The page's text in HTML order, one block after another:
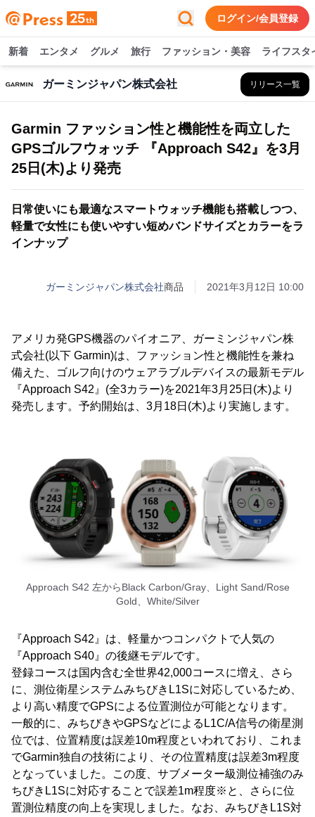
ログイン/会員登録
新着 エンタメ グルメ 旅行 ファッション・美容 ライフスタ
ガーミンジャパン株式会社 リリース一覧
Garmin ファッション性と機能性を両立した
GPSゴルフウォッチ 『Approach S42』を3月
25日(木)より発売
日常使いにも最適なスマートウォッチ機能も搭載しつつ、
軽量で女性にも使いやすい短めバンドサイズとカラーをラ
インナップ
ガーミンジャパン株式会社商品 2021年3月12日 10:00
アメリカ発GPS機器のパイオニア、ガーミンジャパン株
式会社(以下 Garmin)は、ファッション性と機能性を兼ね
備えた、ゴルフ向けのウェアラブルデバイスの最新モデル
『Approach S42』(全3カラー)を2021年3月25日(木)より
発売します。予約開始は、3月18日(木)より実施します。
Approach S42 左からBlack Carbon/Gray、Light Sand/Rose
Gold、White/Silver
『Approach S42』は、軽量かつコンパクトで人気の
『Approach S40』の後継モデルです。
登録コースは国内含む全世界42,000コースに増え、さら
に、測位衛星システムみちびきL1Sに対応しているため、
より高い精度でGPSによる位置測位が可能となります。
一般的に、みちびきやGPSなどによるL1C/A信号の衛星測
位では、位置精度は誤差10m程度といわれており、これま
でGarmin独自の技術により、その位置精度は誤差3m程度
となっていました。この度、サブメーター級測位補強のみ
ちびきL1Sに対応することで誤差1m程度※と、さらに位
置測位精度の向上を実現しました。なお、みちびきL1S対